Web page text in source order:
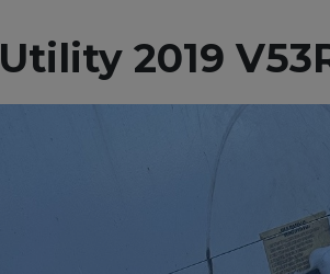
Utility 2019